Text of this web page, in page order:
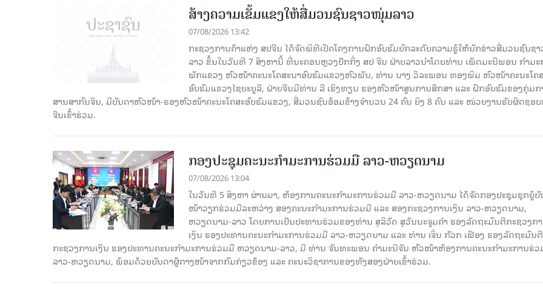
ສ້າງຄວາມເຂັ້ມແຂງໃຫ້ສື່ມວນຊົນຊາວໜຸ່ມລາວ
07/08/2026 13:42
ກະຊວງການຄ້າແຫ່ງ ສປຈີນ ໄດ້ຈັດພິທີເປີດໂຄງການຝຶກອົບຮົມຍົກລະດັບຄວາມຮູ້ໃຫ້ນັກຂ່າວສື່ມວນຊົນຊ
ລາວ ຂຶ້ນໃນວັນທີ 7 ສິງຫານີ້ ທີ່ນະຄອນຫຼວງປັກກິ່ງ ສປ ຈີນ ຝ່າຍລາວນໍາໂດຍທ່ານ ເພັດມະນີພອນ ກຳມະ
ພັກແຂວງ ຫົວໜ້າຄະນະໂຄສະນາອົບຮົມແຂວງຫົວພັນ, ທ່ານ ນາງ ວິລະພອນ ທອງພິມ ຫົວໜ້າຄະນະໂຄ
ອົບຮົມແຂວງໄຊຍະບູລີ, ຝ່າຍຈີນມີທ່ານ ລີ ເຮິງທຽນ ຮອງຫົວໜ້າສູນການສຶກສາ ແລະ ຝຶກອົບຮົມຂອງກຸ່ມ
ສານສາກົນຈີນ, ມີບັນດາຫົວໜ້າ-ຮອງຫົວໜ້າຄະນະໂຄສະອົບຮົມແຂວງ, ສື່ມວນຊົນອ້ອມຂ້າງຈຳນວນ 24 ຄົນ ຍິງ 8 ຄົນ ແລະ ໜ່ວຍງານຮັບຜິດຊອ
ຈີນເຂົ້າຮ່ວມ.
ກອງປະຊຸມຄະນະກຳມະການຮ່ວມມື ລາວ-ຫວຽດນາມ
07/08/2026 13:04
ໃນວັນທີ 5 ສິງຫາ ຜ່ານມາ, ຫ້ອງການຄະນະກຳມະການຮ່ວມມື ລາວ-ຫວຽດນາມ ໄດ້ຈັດກອງປະຊຸມຊຸກຍູ້ບັ
ໜ້າວຽກຮ່ວມມືລະຫວ່າງ ສອງຄະນະກຳມະການຮ່ວມມື ແລະ ສອງກະຊວງການເງິນ ລາວ-ຫວຽດນາມ,
ຫວຽດນາມ-ລາວ ໂດຍການເປັນປະທານຮ່ວມຂອງທ່ານ ສຸລິວັດ ສຸວັນນະຈູມຄໍາ ຮອງລັດຖະມົນຕີກະຊວງກ
ເງິນ ຮອງປະທານຄະນະກຳມະການຮ່ວມມື ລາວ-ຫວຽດນາມ ແລະ ທ່ານ ເຈິ່ນ ກັວກ ເຟືອງ ຮອງລັດຖະມົນຕີ
ກະຊວງການເງິນ ຮອງປະທານຄະນະກຳມະການຮ່ວມມື ຫວຽດນາມ-ລາວ, ມີ ທ່ານ ຈັນທະພອນ ຄໍາມະນີຈັນ ຫົວໜ້າຫ້ອງການຄະນະກຳມະການຮ່
ລາວ-ຫວຽດນາມ, ພ້ອມດ້ວຍບັນດາຜູ້ຕາງໜ້າຈາກກົມກ່ຽວຂ້ອງ ແລະ ຄະນະວິຊາການຂອງທັງສອງຝ່າຍເຂົ້າຮ່ວມ.